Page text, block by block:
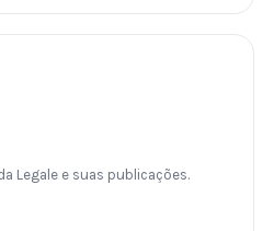
Legale e suas publicações.